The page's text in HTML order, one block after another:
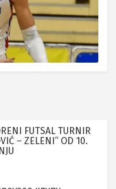
FUTSAL TURNIR
– ZELENI“ OD 10.